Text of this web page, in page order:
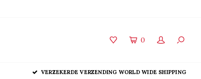
0
VERZEKERDE VERZENDING WORLD WIDE SHIPPING